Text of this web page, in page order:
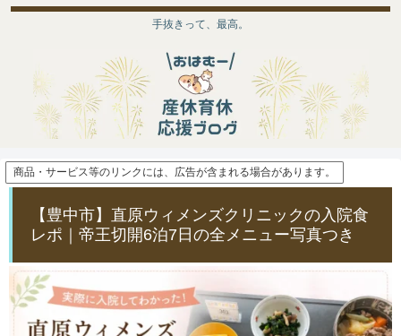
手抜きって、最高。
商品・サービス等のリンクには、広告が含まれる場合があります。
【豊中市】直原ウィメンズクリニックの入院食
レポ｜帝王切開6泊7日の全メニュー写真つき